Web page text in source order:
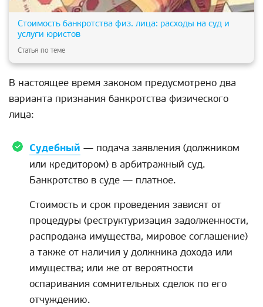
Стоимость банкротства физ. лица: расходы на суд и
услуги юристов
Статья по теме
В настоящее время законом предусмотрено два
варианта признания банкротства физического
лица:
Судебный — подача заявления (должником
или кредитором) в арбитражный суд.
Банкротство в суде — платное.
Стоимость и срок проведения зависят от
процедуры (реструктуризация задолженности,
распродажа имущества, мировое соглашение)
а также от наличия у должника дохода или
имущества; или же от вероятности
оспаривания сомнительных сделок по его
отчуждению.